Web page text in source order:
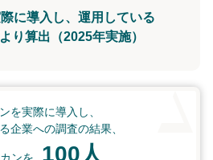
に導入し、運用している
り算出（2025年実施）
を実際に導入し、
企業への調査の結果、
100人